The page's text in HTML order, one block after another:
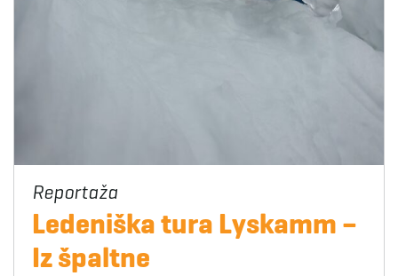
Ledeniška tura Lyskamm –
Iz špaltne